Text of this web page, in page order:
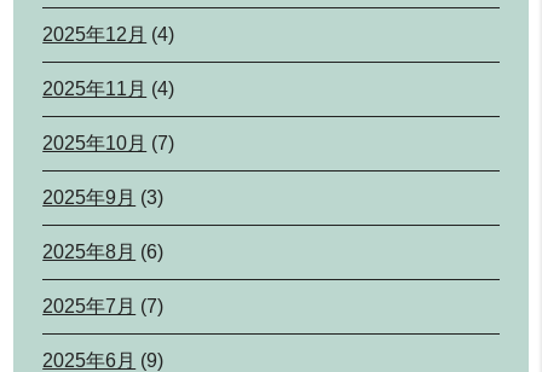
2025年12月 (4)
2025年11月 (4)
2025年10月 (7)
2025年9月 (3)
2025年8月 (6)
2025年7月 (7)
2025年6月 (9)